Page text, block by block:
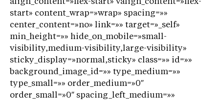
start» content_wrap=»wrap» spacing=»»
center_content=»no» link=»» target=»_self»
min_height=»» hide_on_mobile=»small-
visibility,medium-visibility,large-visibility»
sticky_display=»normal,sticky» class=»» id=»»
background_image_id=»» type_medium=»»
type_small=»» order_medium=»0″
order_small=»0″ spacing_left_medium=»»